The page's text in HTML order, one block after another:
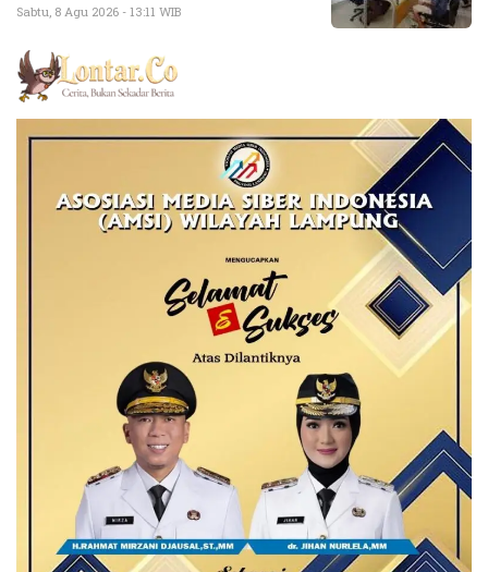
Sabtu, 8 Agu 2026 - 13:11 WIB